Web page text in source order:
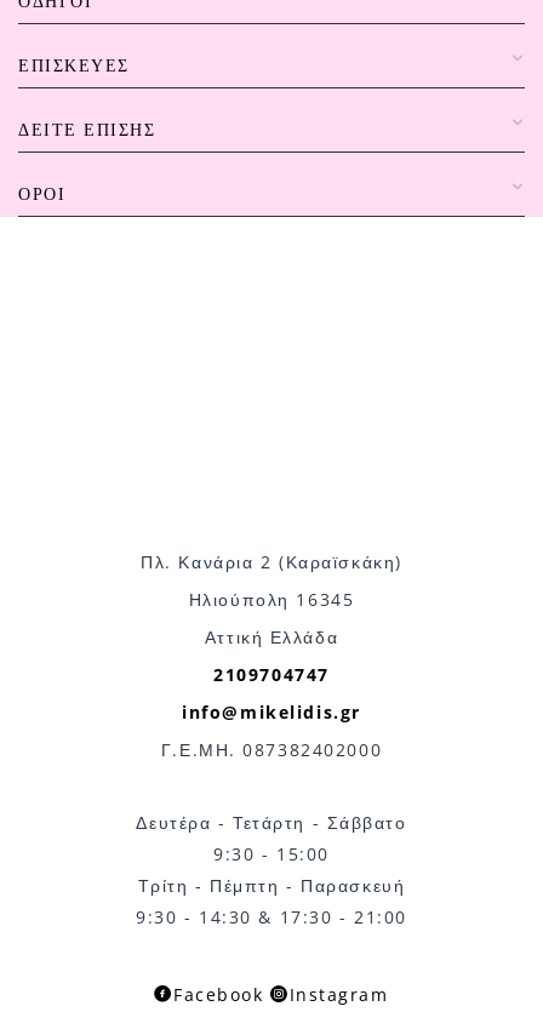
ΕΠΙΣΚΕΥΈΣ
ΔΕΊΤΕ ΕΠΊΣΗΣ
ΌΡΟΙ
Πλ. Κανάρια 2 (Καραϊσκάκη)
Ηλιούπολη 16345
Αττική Ελλάδα
2109704747
info@mikelidis.gr
Γ.Ε.ΜΗ. 087382402000
Δευτέρα - Τετάρτη - Σάββατο
9:30 - 15:00
Τρίτη - Πέμπτη - Παρασκευή
9:30 - 14:30 & 17:30 - 21:00
Facebook Instagram